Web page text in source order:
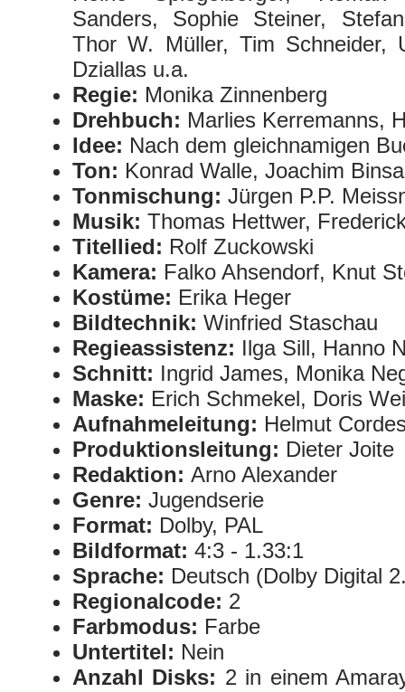
Sanders, Sophie Steiner,
Thor W. Müller, Tim Schneider,
Dziallas u.a.
Regie: Monika Zinnenberg
Drehbuch: Marlies Kerremanns,
Idee: Nach dem gleichnamigen
Ton: Konrad Walle, Joachim
Tonmischung: Jürgen P.P.
Musik: Thomas Hettwer,
Titellied: Rolf Zuckowski
Kamera: Falko Ahsendorf, Knut
Kostüme: Erika Heger
Bildtechnik: Winfried Staschau
Regieassistenz: Ilga Sill, Hanno
Schnitt: Ingrid James, Monika
Maske: Erich Schmekel, Doris
Aufnahmeleitung: Helmut
Produktionsleitung: Dieter Joite
Redaktion: Arno Alexander
Genre: Jugendserie
Format: Dolby, PAL
Bildformat: 4:3 - 1.33:1
Sprache: Deutsch (Dolby Digital
Regionalcode: 2
Farbmodus: Farbe
Untertitel: Nein
Anzahl Disks: 2 in einem